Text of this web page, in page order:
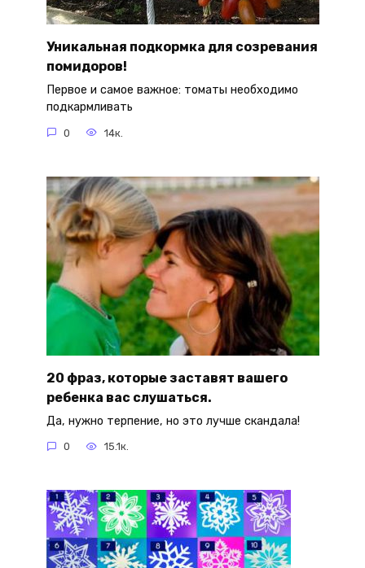
Уникальная подкормка для созревания
помидоров!
Первое и самое важное: томаты необходимо
подкармливать
0 14к.
20 фраз, которые заставят вашего
ребенка вас слушаться.
Да, нужно терпение, но это лучше скандала!
0 15.1к.